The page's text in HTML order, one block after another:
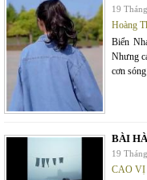
19
Hoàng
Biển
Nhưng
cơn
BÀI
19
CAO